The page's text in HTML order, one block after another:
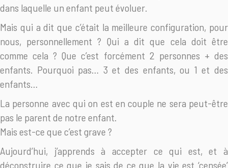
dans laquelle un enfant peut évoluer.
Mais qui a dit que c’était la meilleure configuration, pour
nous, personnellement ? Qui a dit que cela doit être
comme cela ? Que c’est forcément 2 personnes + des
enfants. Pourquoi pas… 3 et des enfants, ou 1 et des
enfants…
La personne avec qui on est en couple ne sera peut-être
pas le parent de notre enfant.
Mais est-ce que c’est grave ?
Aujourd’hui, j’apprends à accepter ce qui est, et à
déconstruire ce que je sais de ce que la vie est ‘censée’